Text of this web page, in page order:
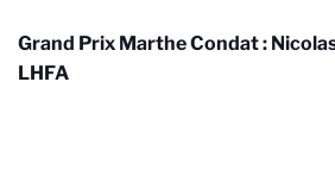
Grand Prix Marthe Condat :
LHFA